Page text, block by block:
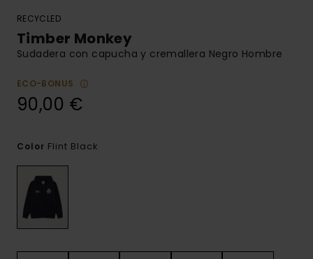
RECYCLED
Timber Monkey
Sudadera con capucha y cremallera Negro Hombre
ECO-BONUS
90,00 €
Color Flint Black